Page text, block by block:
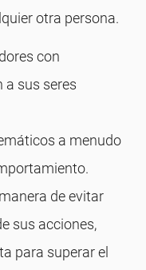
otra persona.
con
a sus seres
a menudo
de evitar
sus acciones,
para superar el